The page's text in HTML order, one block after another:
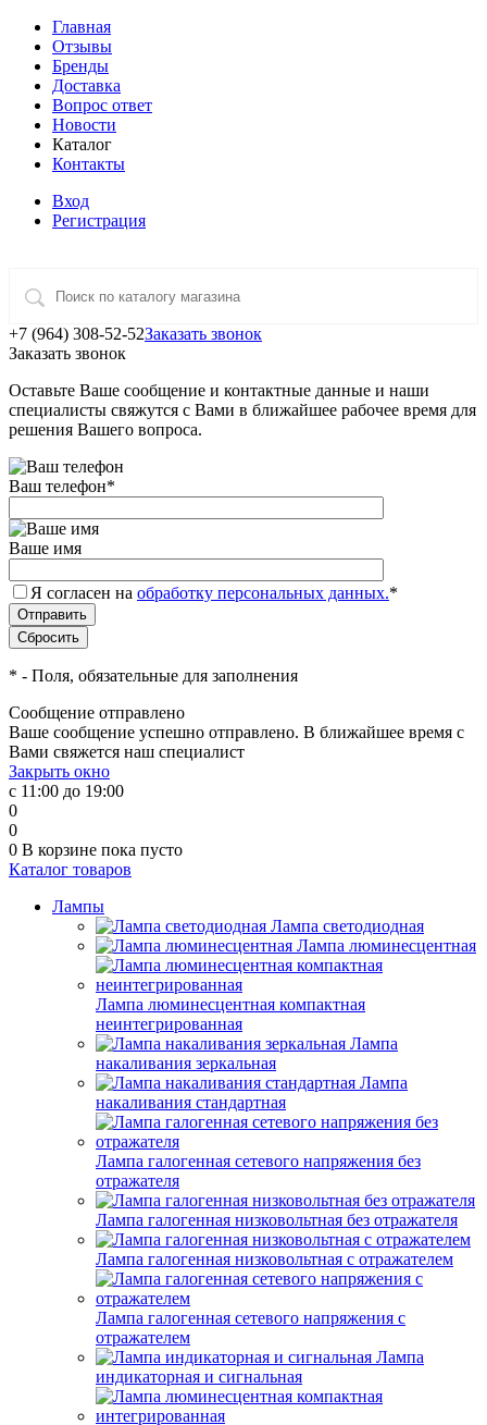
Главная
Отзывы
Бренды
Доставка
Вопрос ответ
Новости
Каталог
Контакты
Вход
Регистрация
+7 (964) 308-52-52Заказать звонок
Заказать звонок
Оставьте Ваше сообщение и контактные данные и наши
специалисты свяжутся с Вами в ближайшее рабочее время для
решения Вашего вопроса.
Ваш телефон*
Ваше имя
Я согласен на обработку персональных данных.*
* - Поля, обязательные для заполнения
Сообщение отправлено
Ваше сообщение успешно отправлено. В ближайшее время с
Вами свяжется наш специалист
Закрыть окно
с 11:00 до 19:00
0
0
0 В корзине пока пусто
Каталог товаров
Лампы
Лампа светодиодная
Лампа люминесцентная
Лампа люминесцентная компактная
неинтегрированная
Лампа
накаливания зеркальная
Лампа
накаливания стандартная
Лампа галогенная сетевого напряжения без
отражателя
Лампа галогенная низковольтная без отражателя
Лампа галогенная низковольтная с отражателем
Лампа галогенная сетевого напряжения с
отражателем
Лампа
индикаторная и сигнальная